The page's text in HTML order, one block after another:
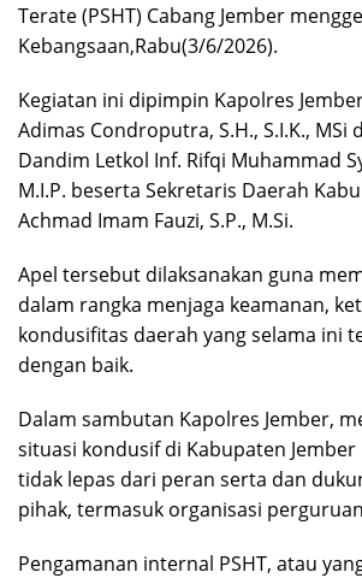
Terate (PSHT) Cabang Jember
Kebangsaan,Rabu(3/6/2026).
​Kegiatan ini dipimpin Kapolres
Adimas Condroputra, S.H., S.I.K., MSi
Dandim Letkol Inf. Rifqi Muhammad
M.I.P. beserta Sekretaris Daerah
Achmad Imam Fauzi, S.P., M.Si.
Apel tersebut dilaksanakan guna
dalam rangka menjaga keamanan,
kondusifitas daerah yang selama ini
dengan baik.
​Dalam sambutan Kapolres Jember,
situasi kondusif di Kabupaten
tidak lepas dari peran serta dan
pihak, termasuk organisasi
Pengamanan internal PSHT, atau